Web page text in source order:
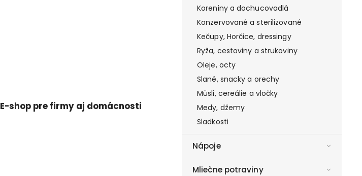
Koreniny a dochucovadlá
Konzervované a sterilizované
Kečupy, Horčice, dressingy
Ryža, cestoviny a strukoviny
Oleje, octy
Slané, snacky a orechy
Müsli, cereálie a vločky
Medy, džemy
Sladkosti
Nápoje
Mliečne potraviny
E-shop pre firmy aj domácnosti